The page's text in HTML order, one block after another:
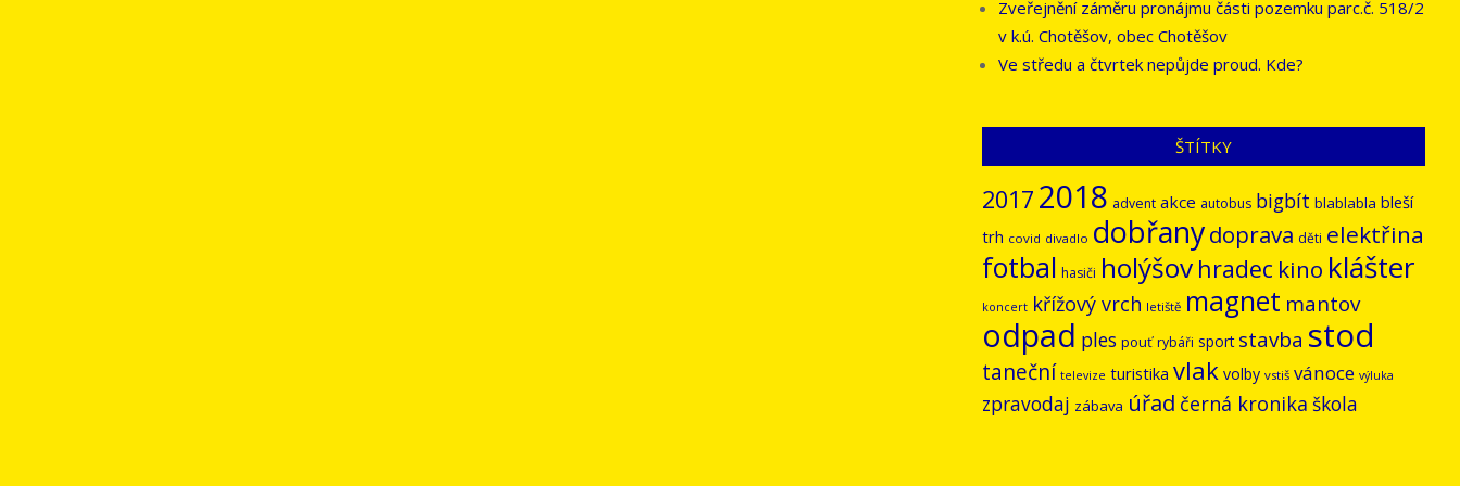
Zveřejnění záměru pronájmu části pozemku parc.č. 518/2
v k.ú. Chotěšov, obec Chotěšov
Ve středu a čtvrtek nepůjde proud. Kde?
ŠTÍTKY
2017 2018 advent akce autobus bigbít blablabla bleší
trh covid divadlo dobřanydoprava děti elektřina
fotbal hasiči holýšov hradec kino klášter
koncert křížový vrch letiště magnet mantov
odpad ples pouť rybáři sport stavba stod
taneční televize turistika vlak volby vstiš vánoce výluka
zpravodaj zábava úřad černá kronika škola